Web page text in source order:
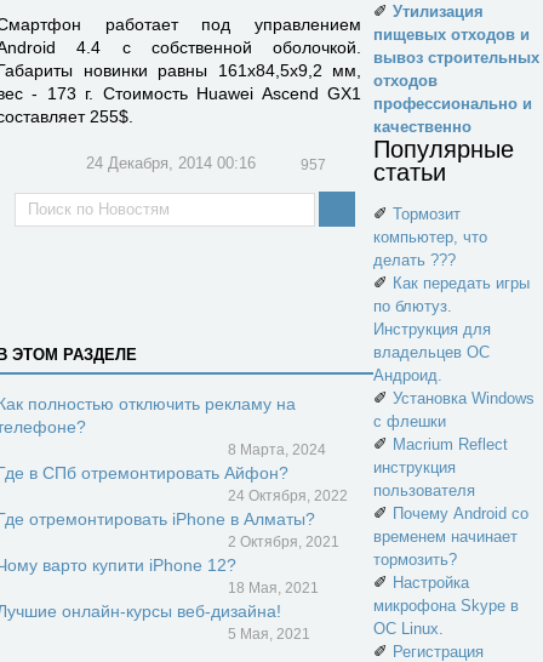
работает под управлением
4.4 с собственной оболочкой.
новинки равны 161х84,5х9,2 мм,
- 173 г. Стоимость Huawei Ascend GX1
255$.
24 Декабря, 2014 00:16 957
ЭТОМ РАЗДЕЛЕ
полностью отключить рекламу на
8 Марта, 2024
в СПб отремонтировать Айфон?
24 Октября, 2022
отремонтировать iPhone в Алматы?
2 Октября, 2021
варто купити iPhone 12?
18 Мая, 2021
онлайн-курсы веб-дизайна!
5 Мая, 2021
✐ Утилизация
пищевых отходов и
вывоз строительных
отходов
профессионально и
качественно
Популярные
статьи
✐ Тормозит
компьютер, что
делать ???
✐ Как передать игры
по блютуз.
Инструкция для
владельцев ОС
Андроид.
✐ Установка Windows
с флешки
✐ Macrium Reflect
инструкция
пользователя
✐ Почему Android со
временем начинает
тормозить?
✐ Настройка
микрофона Skype в
ОС Linux.
✐ Регистрация